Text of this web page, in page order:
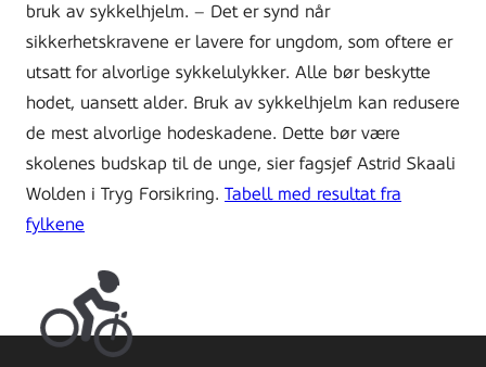
bruk av sykkelhjelm. – Det er synd når
sikkerhetskravene er lavere for ungdom, som oftere er
utsatt for alvorlige sykkelulykker. Alle bør beskytte
hodet, uansett alder. Bruk av sykkelhjelm kan redusere
de mest alvorlige hodeskadene. Dette bør være
skolenes budskap til de unge, sier fagsjef Astrid Skaali
Wolden i Tryg Forsikring. Tabell med resultat fra
fylkene